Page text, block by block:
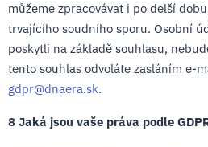
můžeme zpracovávat i po delší
trvajícího soudního sporu. Osobní
poskytli na základě souhlasu,
tento souhlas odvoláte zasláním e-
gdpr@dnaera.sk.
8 Jaká jsou vaše práva podle